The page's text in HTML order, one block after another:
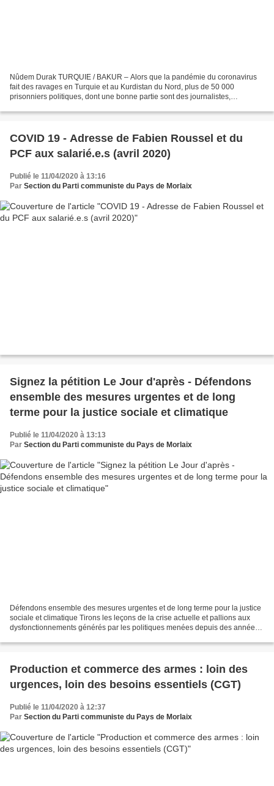
Nûdem Durak TURQUIE / BAKUR – Alors que la pandémie du coronavirus
fait des ravages en Turquie et au Kurdistan du Nord, plus de 50 000
prisonniers politiques, dont une bonne partie sont des journalistes,
COVID 19 - Adresse de Fabien Roussel et du
PCF aux salarié.e.s (avril 2020)
Publié le 11/04/2020 à 13:16
Par Section du Parti communiste du Pays de Morlaix
Signez la pétition Le Jour d'après - Défendons
ensemble des mesures urgentes et de long
terme pour la justice sociale et climatique
Publié le 11/04/2020 à 13:13
Par Section du Parti communiste du Pays de Morlaix
Défendons ensemble des mesures urgentes et de long terme pour la justice
sociale et climatique Tirons les leçons de la crise actuelle et pallions aux
dysfonctionnements générés par les politiques menées depuis des années.
Production et commerce des armes : loin des
urgences, loin des besoins essentiels (CGT)
Publié le 11/04/2020 à 12:37
Par Section du Parti communiste du Pays de Morlaix